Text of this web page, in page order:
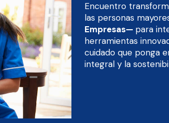
Encuentro
las personas
Empresas— para
herramientas
cuidado que ponga
integral y la